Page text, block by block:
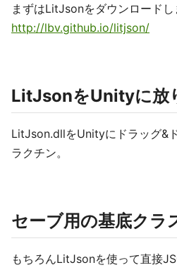
まずはLitJsonをダウンロードし
http://lbv.github.io/litjson/
LitJsonをUnityに放
LitJson.dllをUnityにドラッグ&
ラクチン。
セーブ用の基底クラ
もちろんLitJsonを使って直接